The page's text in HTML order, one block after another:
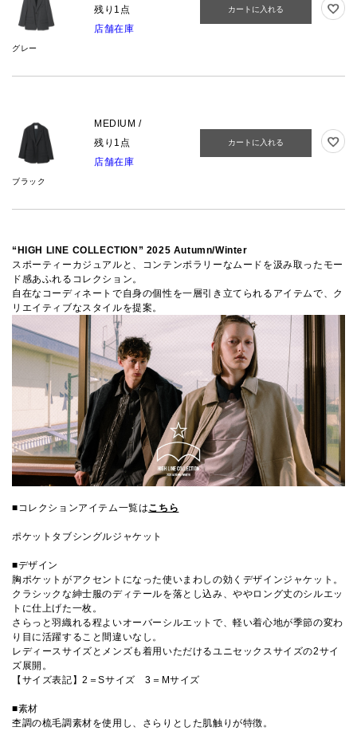
グレー
残り1点
店舗在庫
カートに入れる
ブラック
MEDIUM /
残り1点
店舗在庫
カートに入れる
“HIGH LINE COLLECTION” 2025 Autumn/Winter
スポーティーカジュアルと、コンテンポラリーなムードを汲み取ったモー
ド感あふれるコレクション。
自在なコーディネートで自身の個性を一層引き立てられるアイテムで、ク
リエイティブなスタイルを提案。
■コレクションアイテム一覧はこちら
ポケットタブシングルジャケット
■デザイン
胸ポケットがアクセントになった使いまわしの効くデザインジャケット。
クラシックな紳士服のディテールを落とし込み、ややロング丈のシルエッ
トに仕上げた一枚。
さらっと羽織れる程よいオーバーシルエットで、軽い着心地が季節の変わ
り目に活躍すること間違いなし。
レディースサイズとメンズも着用いただけるユニセックスサイズの2サイ
ズ展開。
【サイズ表記】2＝Sサイズ 3＝Mサイズ
■素材
杢調の梳毛調素材を使用し、さらりとした肌触りが特徴。